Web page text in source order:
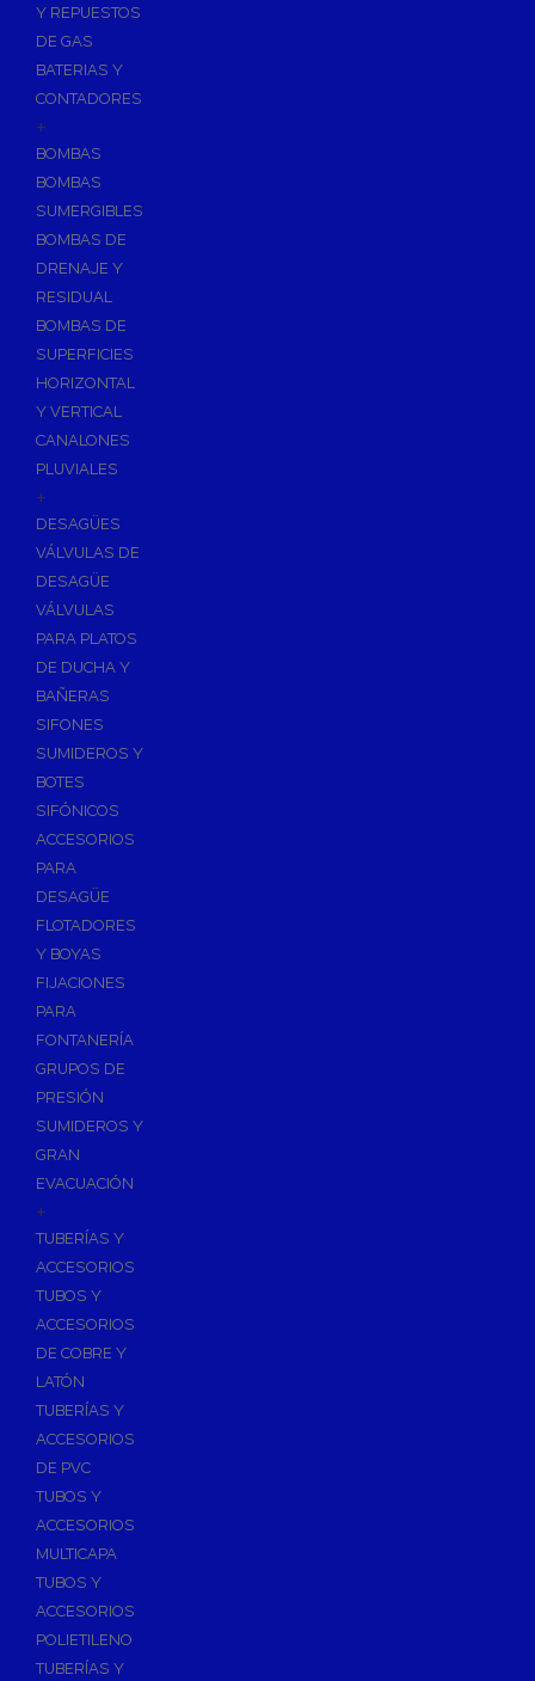
Y REPUESTOS
DE GAS
BATERIAS Y
CONTADORES
+
BOMBAS
BOMBAS
SUMERGIBLES
BOMBAS DE
DRENAJE Y
RESIDUAL
BOMBAS DE
SUPERFICIES
HORIZONTAL
Y VERTICAL
CANALONES
PLUVIALES
+
DESAGÜES
VÁLVULAS DE
DESAGÜE
VÁLVULAS
PARA PLATOS
DE DUCHA Y
BAÑERAS
SIFONES
SUMIDEROS Y
BOTES
SIFÓNICOS
ACCESORIOS
PARA
DESAGÜE
FLOTADORES
Y BOYAS
FIJACIONES
PARA
FONTANERÍA
GRUPOS DE
PRESIÓN
SUMIDEROS Y
GRAN
EVACUACIÓN
+
TUBERÍAS Y
ACCESORIOS
TUBOS Y
ACCESORIOS
DE COBRE Y
LATÓN
TUBERÍAS Y
ACCESORIOS
DE PVC
TUBOS Y
ACCESORIOS
MULTICAPA
TUBOS Y
ACCESORIOS
POLIETILENO
TUBERÍAS Y